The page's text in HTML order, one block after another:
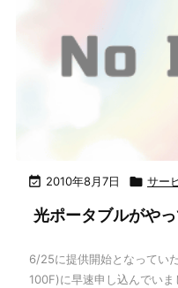
 2010年8月7日  サー
光ポータブルがや
6/25に提供開始となってい
100F)に早速申し込んでい